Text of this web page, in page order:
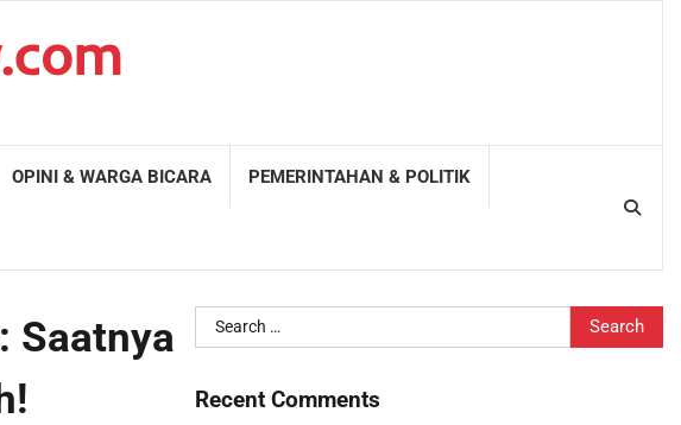
OPINI & WARGA BICARA PEMERINTAHAN & POLITIK
Saatnya
Search
for:
Recent Comments